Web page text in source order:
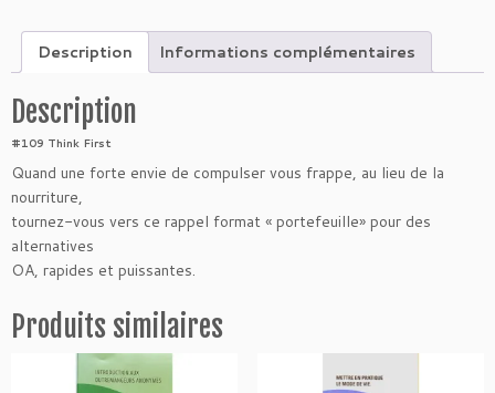
é
d
e
R
-
2
1
P
e
s
Description Informations complémentaires
Description
#109 Think First
Quand une forte envie de compulser vous frappe, au lieu de la
nourriture,
tournez-vous vers ce rappel format « portefeuille» pour des
alternatives
OA, rapides et puissantes.
Produits similaires